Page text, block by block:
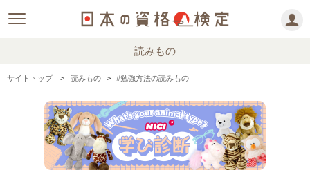
読みもの
サイトトップ 読みもの #勉強方法の読みもの